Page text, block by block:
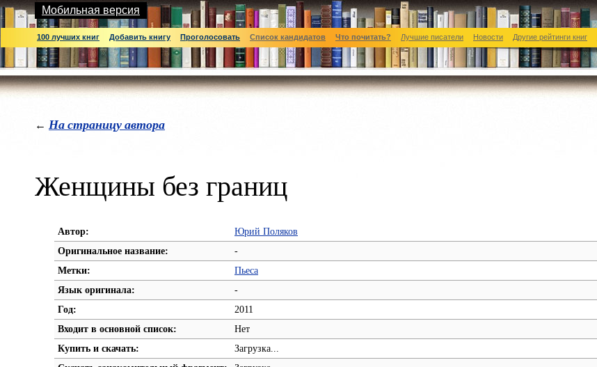
Мобильная версия
100 лучших книг Добавить книгу Проголосовать Список кандидатов Что почитать? Лучшие писатели Новости Другие рейтинги книг
← На страницу автора
Женщины без границ
Автор:
Юрий Поляков
Оригинальное название:
-
Метки:
Пьеса
Язык оригинала:
-
Год:
2011
Входит в основной список:
Нет
Купить и скачать:
Загрузка...